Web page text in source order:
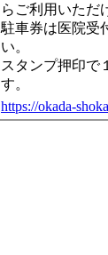
らご利用いただ
駐車券は医院受
い。
スタンプ押印で
す。
https://okada-